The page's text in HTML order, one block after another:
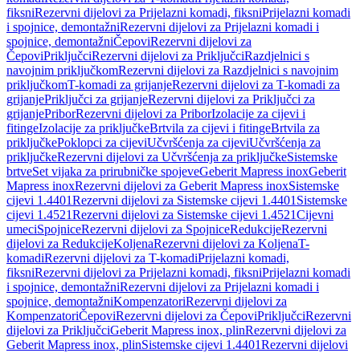
fiksniRezervni dijelovi za Prijelazni komadi, fiksniPrijelazni komadi
i spojnice, demontažniRezervni dijelovi za Prijelazni komadi i
spojnice, demontažniČepoviRezervni dijelovi za
ČepoviPriključciRezervni dijelovi za PriključciRazdjelnici s
navojnim priključkomRezervni dijelovi za Razdjelnici s navojnim
priključkomT-komadi za grijanjeRezervni dijelovi za T-komadi za
grijanjePriključci za grijanjeRezervni dijelovi za Priključci za
grijanjePriborRezervni dijelovi za PriborIzolacije za cijevi i
fitingeIzolacije za priključkeBrtvila za cijevi i fitingeBrtvila za
priključkePoklopci za cijeviUčvršćenja za cijeviUčvršćenja za
priključkeRezervni dijelovi za Učvršćenja za priključkeSistemske
brtveSet vijaka za prirubničke spojeveGeberit Mapress inoxGeberit
Mapress inoxRezervni dijelovi za Geberit Mapress inoxSistemske
cijevi 1.4401Rezervni dijelovi za Sistemske cijevi 1.4401 Sistemske
cijevi 1.4521Rezervni dijelovi za Sistemske cijevi 1.4521Cijevni
umeciSpojniceRezervni dijelovi za SpojniceRedukcijeRezervni
dijelovi za RedukcijeKoljenaRezervni dijelovi za KoljenaT-
komadiRezervni dijelovi za T-komadiPrijelazni komadi,
fiksniRezervni dijelovi za Prijelazni komadi, fiksniPrijelazni komadi
i spojnice, demontažniRezervni dijelovi za Prijelazni komadi i
spojnice, demontažniKompenzatoriRezervni dijelovi za
KompenzatoriČepoviRezervni dijelovi za ČepoviPriključciRezervni
dijelovi za PriključciGeberit Mapress inox, plinRezervni dijelovi za
Geberit Mapress inox, plinSistemske cijevi 1.4401Rezervni dijelovi